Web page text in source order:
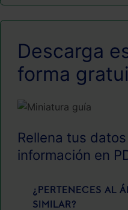
Descarga
forma
Rellena tus
información en
¿PERTENECES AL
SIMILAR?